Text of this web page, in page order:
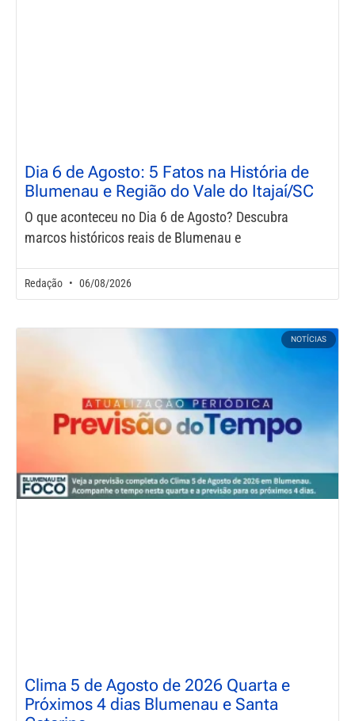
Dia 6 de Agosto: 5 Fatos na História de
Blumenau e Região do Vale do Itajaí/SC
O que aconteceu no Dia 6 de Agosto? Descubra
marcos históricos reais de Blumenau e
Redação 06/08/2026
NOTÍCIAS
Clima 5 de Agosto de 2026 Quarta e
Próximos 4 dias Blumenau e Santa